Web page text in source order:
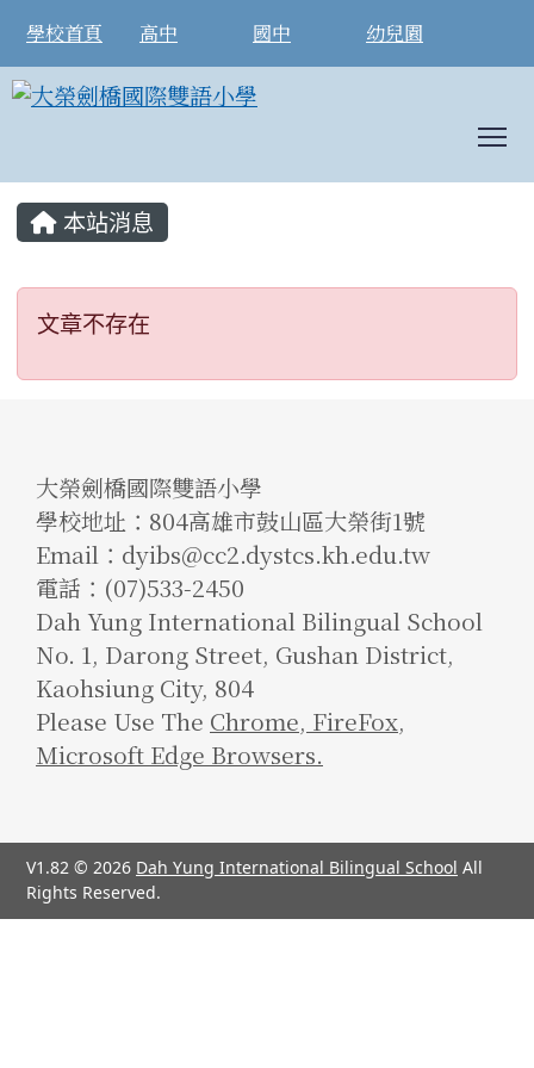
學校首頁 高中 國中 幼兒園
本站消息
文章不存在
文章不存在
大榮劍橋國際雙語小學
學校地址：804高雄市鼓山區大榮街1號
Email：dyibs@cc2.dystcs.kh.edu.tw
電話：(07)533-2450
Dah Yung International Bilingual School
No. 1, Darong Street, Gushan District,
Kaohsiung City, 804
Please Use The Chrome, FireFox,
Microsoft Edge Browsers.
V1.82 © 2026 Dah Yung International Bilingual School All
Rights Reserved.